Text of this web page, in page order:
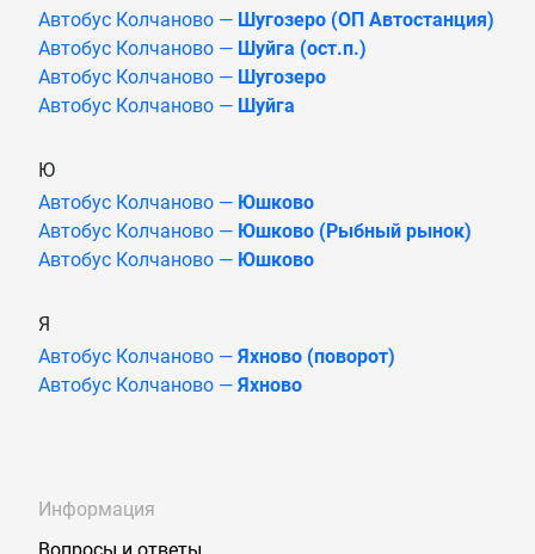
Автобус Колчаново — Шугозеро (ОП Автостанция)
Автобус Колчаново — Шуйга (ост.п.)
Автобус Колчаново — Шугозеро
Автобус Колчаново — Шуйга
Ю
Автобус Колчаново — Юшково
Автобус Колчаново — Юшково (Рыбный рынок)
Автобус Колчаново — Юшково
Я
Автобус Колчаново — Яхново (поворот)
Автобус Колчаново — Яхново
Информация